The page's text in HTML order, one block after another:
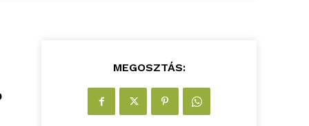
MEGOSZTÁS: